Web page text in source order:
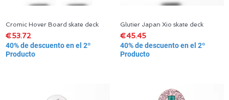
Quick View
Cromic Hover Board skate deck
Price
€53.72
40% de descuento en el 2º
Producto
Quick View
Glutier Japan Xio skate deck
Price
€45.45
40% de descuento en el 2º
Producto